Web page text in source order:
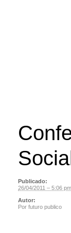
Social
Publicado:
26/04/2011 – 5:06 pm
Autor:
Por futuro publico